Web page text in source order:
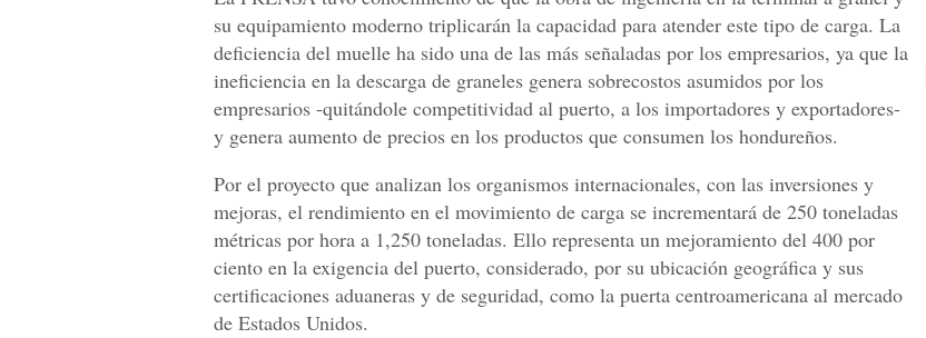
su equipamiento moderno triplicarán la capacidad para atender este tipo de carga. La
deficiencia del muelle ha sido una de las más señaladas por los empresarios, ya que la
ineficiencia en la descarga de graneles genera sobrecostos asumidos por los
empresarios -quitándole competitividad al puerto, a los importadores y exportadores-
y genera aumento de precios en los productos que consumen los hondureños.
Por el proyecto que analizan los organismos internacionales, con las inversiones y
mejoras, el rendimiento en el movimiento de carga se incrementará de 250 toneladas
métricas por hora a 1,250 toneladas. Ello representa un mejoramiento del 400 por
ciento en la exigencia del puerto, considerado, por su ubicación geográfica y sus
certificaciones aduaneras y de seguridad, como la puerta centroamericana al mercado
de Estados Unidos.